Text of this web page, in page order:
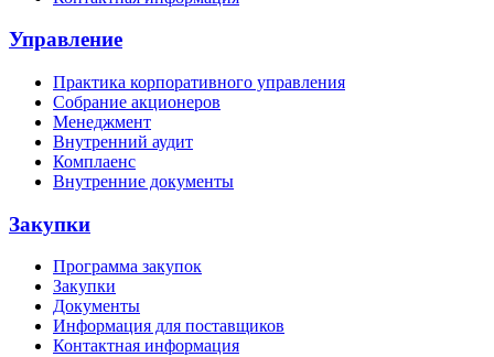
Управление
Практика корпоративного управления
Собрание акционеров
Менеджмент
Внутренний аудит
Комплаенс
Внутренние документы
Закупки
Программа закупок
Закупки
Документы
Информация для поставщиков
Контактная информация